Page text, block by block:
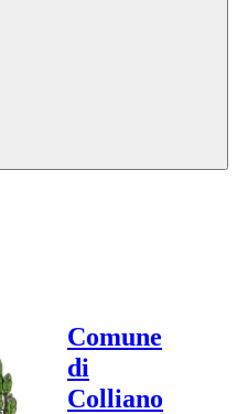
Comune
di
Colliano